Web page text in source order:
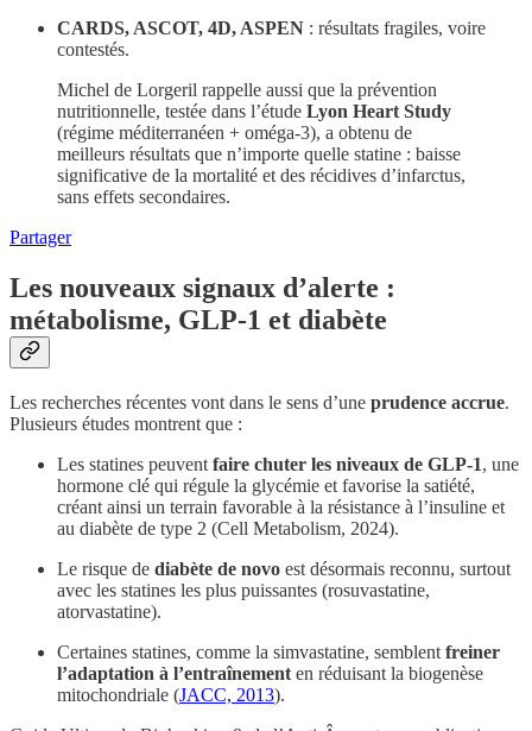
CARDS, ASCOT, 4D, ASPEN : résultats fragiles, voire
contestés.
Michel de Lorgeril rappelle aussi que la prévention
nutritionnelle, testée dans l’étude Lyon Heart Study
(régime méditerranéen + oméga-3), a obtenu de
meilleurs résultats que n’importe quelle statine : baisse
significative de la mortalité et des récidives d’infarctus,
sans effets secondaires.
Partager
Les nouveaux signaux d’alerte :
métabolisme, GLP-1 et diabète
Les recherches récentes vont dans le sens d’une prudence accrue.
Plusieurs études montrent que :
Les statines peuvent faire chuter les niveaux de GLP-1, une
hormone clé qui régule la glycémie et favorise la satiété,
créant ainsi un terrain favorable à la résistance à l’insuline et
au diabète de type 2 (Cell Metabolism, 2024).
Le risque de diabète de novo est désormais reconnu, surtout
avec les statines les plus puissantes (rosuvastatine,
atorvastatine).
Certaines statines, comme la simvastatine, semblent freiner
l’adaptation à l’entraînement en réduisant la biogenèse
mitochondriale (JACC, 2013).